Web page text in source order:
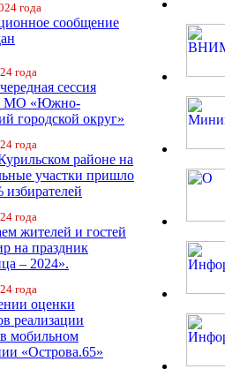
года
сообщение
года
сессия
МО «Южно-
городской округ»
года
районе на
участки пришло
избирателей
года
жителей и гостей
на праздник
– 2024».
года
оценки
реализации
мобильном
«Острова.65»